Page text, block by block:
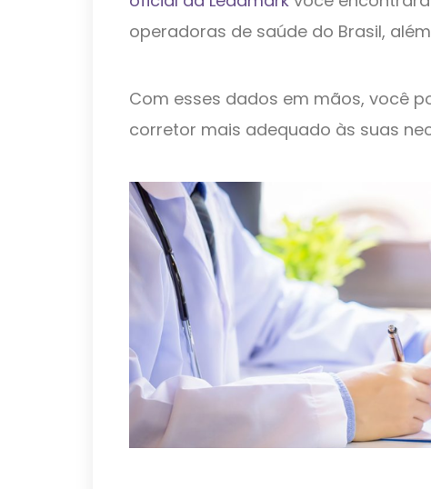
operadoras de saúde do Brasil,
Com esses dados em mãos, você
corretor mais adequado às suas